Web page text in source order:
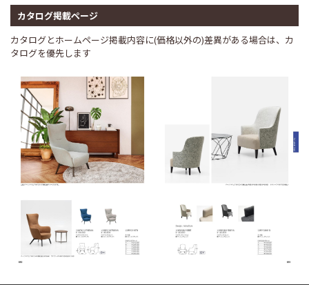
カタログ掲載ページ
カタログとホームページ掲載内容に(価格以外の)差異がある場合は、カ
タログを優先します